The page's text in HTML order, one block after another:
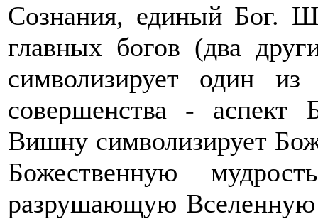
Сознания, единый Бог.
главных богов (два
символизирует один из
совершенства - аспект
Вишну символизирует
Божественную
разрушающую Вселенную